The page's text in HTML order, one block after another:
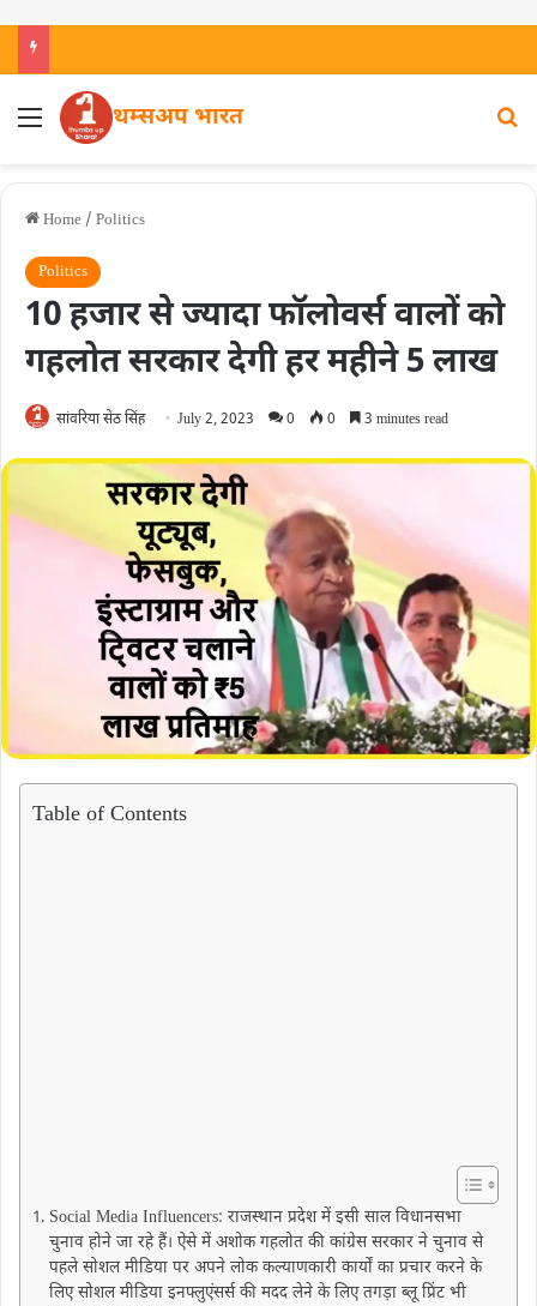
थम्सअप भारत
Home / Politics
Politics
10 हजार से ज्यादा फॉलोवर्स वालों को
गहलोत सरकार देगी हर महीने 5 लाख
सांवरिया सेठ सिंह July 2, 2023 0 0 3 minutes read
Table of Contents
Social Media Influencers: राजस्थान प्रदेश में इसी साल विधानसभा
चुनाव होने जा रहे हैं। ऐसे में अशोक गहलोत की कांग्रेस सरकार ने चुनाव से
पहले सोशल मीडिया पर अपने लोक कल्याणकारी कार्यों का प्रचार करने के
लिए सोशल मीडिया इनफ्लुएंसर्स की मदद लेने के लिए तगड़ा ब्‍लू प्रिंट भी